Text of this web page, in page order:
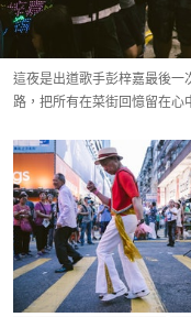
這夜是出道歌手彭梓嘉最後一
路，把所有在菜街回憶留在心